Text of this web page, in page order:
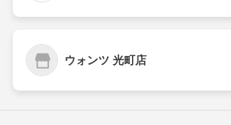
ウォンツ 光町店